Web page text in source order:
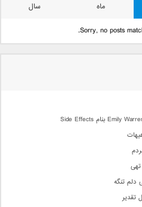
ماه
سال
Sorry, no posts
تقدیر